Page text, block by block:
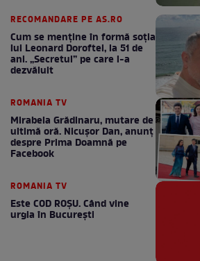
RECOMANDARE PE AS.RO
Cum se menţine în formă soţia
lui Leonard Doroftei, la 51 de
ani. „Secretul” pe care l-a
dezvăluit
ROMANIA TV
Mirabela Grădinaru, mutare de
ultimă oră. Nicuşor Dan, anunţ
despre Prima Doamnă pe
Facebook
ROMANIA TV
Este COD ROŞU. Când vine
urgia în Bucureşti